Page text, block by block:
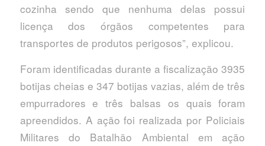
cozinha sendo que nenhuma delas possui
licença dos órgãos competentes para
transportes de produtos perigosos”, explicou.
Foram identificadas durante a fiscalização 3935
botijas cheias e 347 botijas vazias, além de três
empurradores e três balsas os quais foram
apreendidos. A ação foi realizada por Policiais
Militares do Batalhão Ambiental em ação